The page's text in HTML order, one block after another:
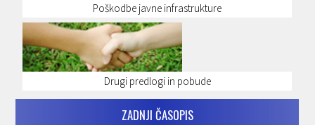
Poškodbe javne infrastrukture
Drugi predlogi in pobude
ZADNJI ČASOPIS